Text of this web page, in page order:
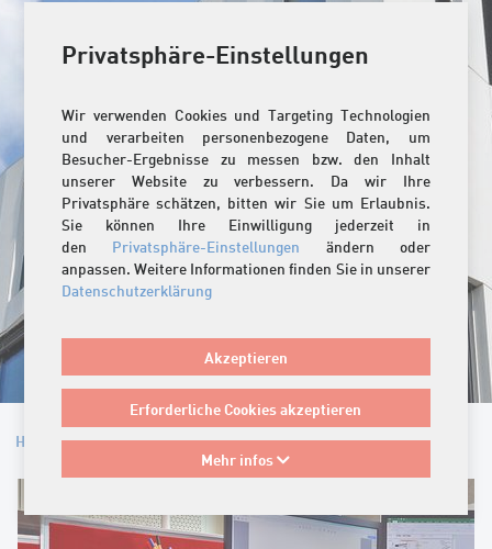
Privatsphäre-Einstellungen
Wir verwenden Cookies und Targeting Technologien
und verarbeiten personenbezogene Daten, um
Besucher-Ergebnisse zu messen bzw. den Inhalt
unserer Website zu verbessern. Da wir Ihre
Privatsphäre schätzen, bitten wir Sie um Erlaubnis.
Sie können Ihre Einwilligung jederzeit in
den Privatsphäre-Einstellungen ändern oder
anpassen. Weitere Informationen finden Sie in unserer
Datenschutzerklärung
Akzeptieren
Erforderliche Cookies akzeptieren
Mehr infos
Home /Beratung/Vertrieb Schweiz